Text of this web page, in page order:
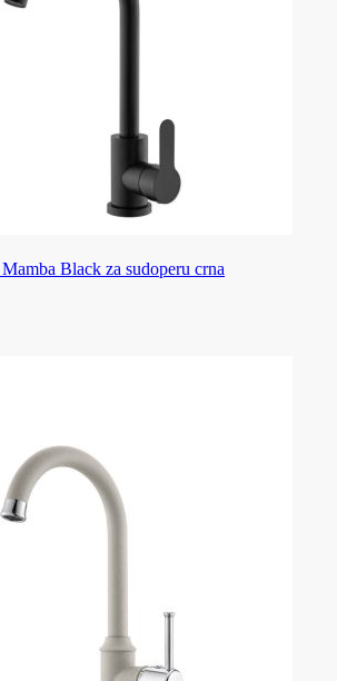
Black za sudoperu crna